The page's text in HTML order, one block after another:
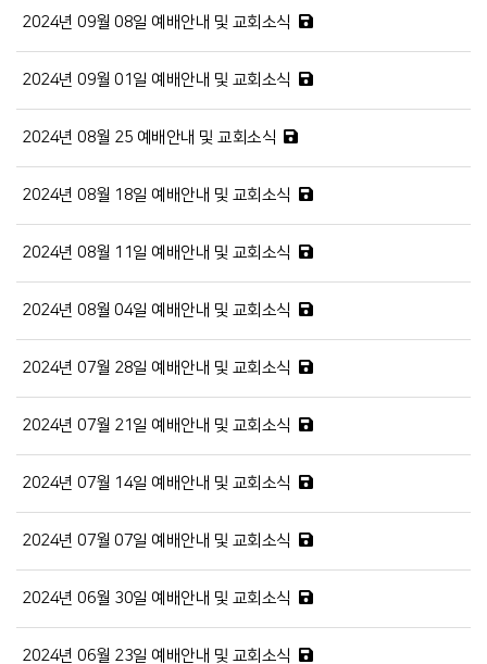
2024년 09월 08일 예배안내 및 교회소식
2024년 09월 01일 예배안내 및 교회소식
2024년 08월 25 예배안내 및 교회소식
2024년 08월 18일 예배안내 및 교회소식
2024년 08월 11일 예배안내 및 교회소식
2024년 08월 04일 예배안내 및 교회소식
2024년 07월 28일 예배안내 및 교회소식
2024년 07월 21일 예배안내 및 교회소식
2024년 07월 14일 예배안내 및 교회소식
2024년 07월 07일 예배안내 및 교회소식
2024년 06월 30일 예배안내 및 교회소식
2024년 06월 23일 예배안내 및 교회소식